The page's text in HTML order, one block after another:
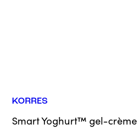
KORRES
Smart Yoghurt™ gel-